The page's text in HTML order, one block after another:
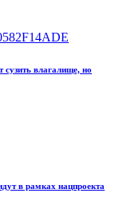
влагалище, но
в рамках нацпроекта